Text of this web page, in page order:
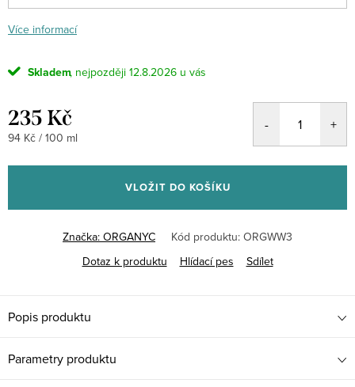
Více informací
Skladem 12.8.2026
235 Kč
Měrná
94 Kč / 100 ml
VLOŽIT DO KOŠÍKU
Značka: ORGANYC Kód produktu: ORGWW3
Dotaz k produktu
Hlídací pes Sdílet
Popis produktu
Parametry produktu